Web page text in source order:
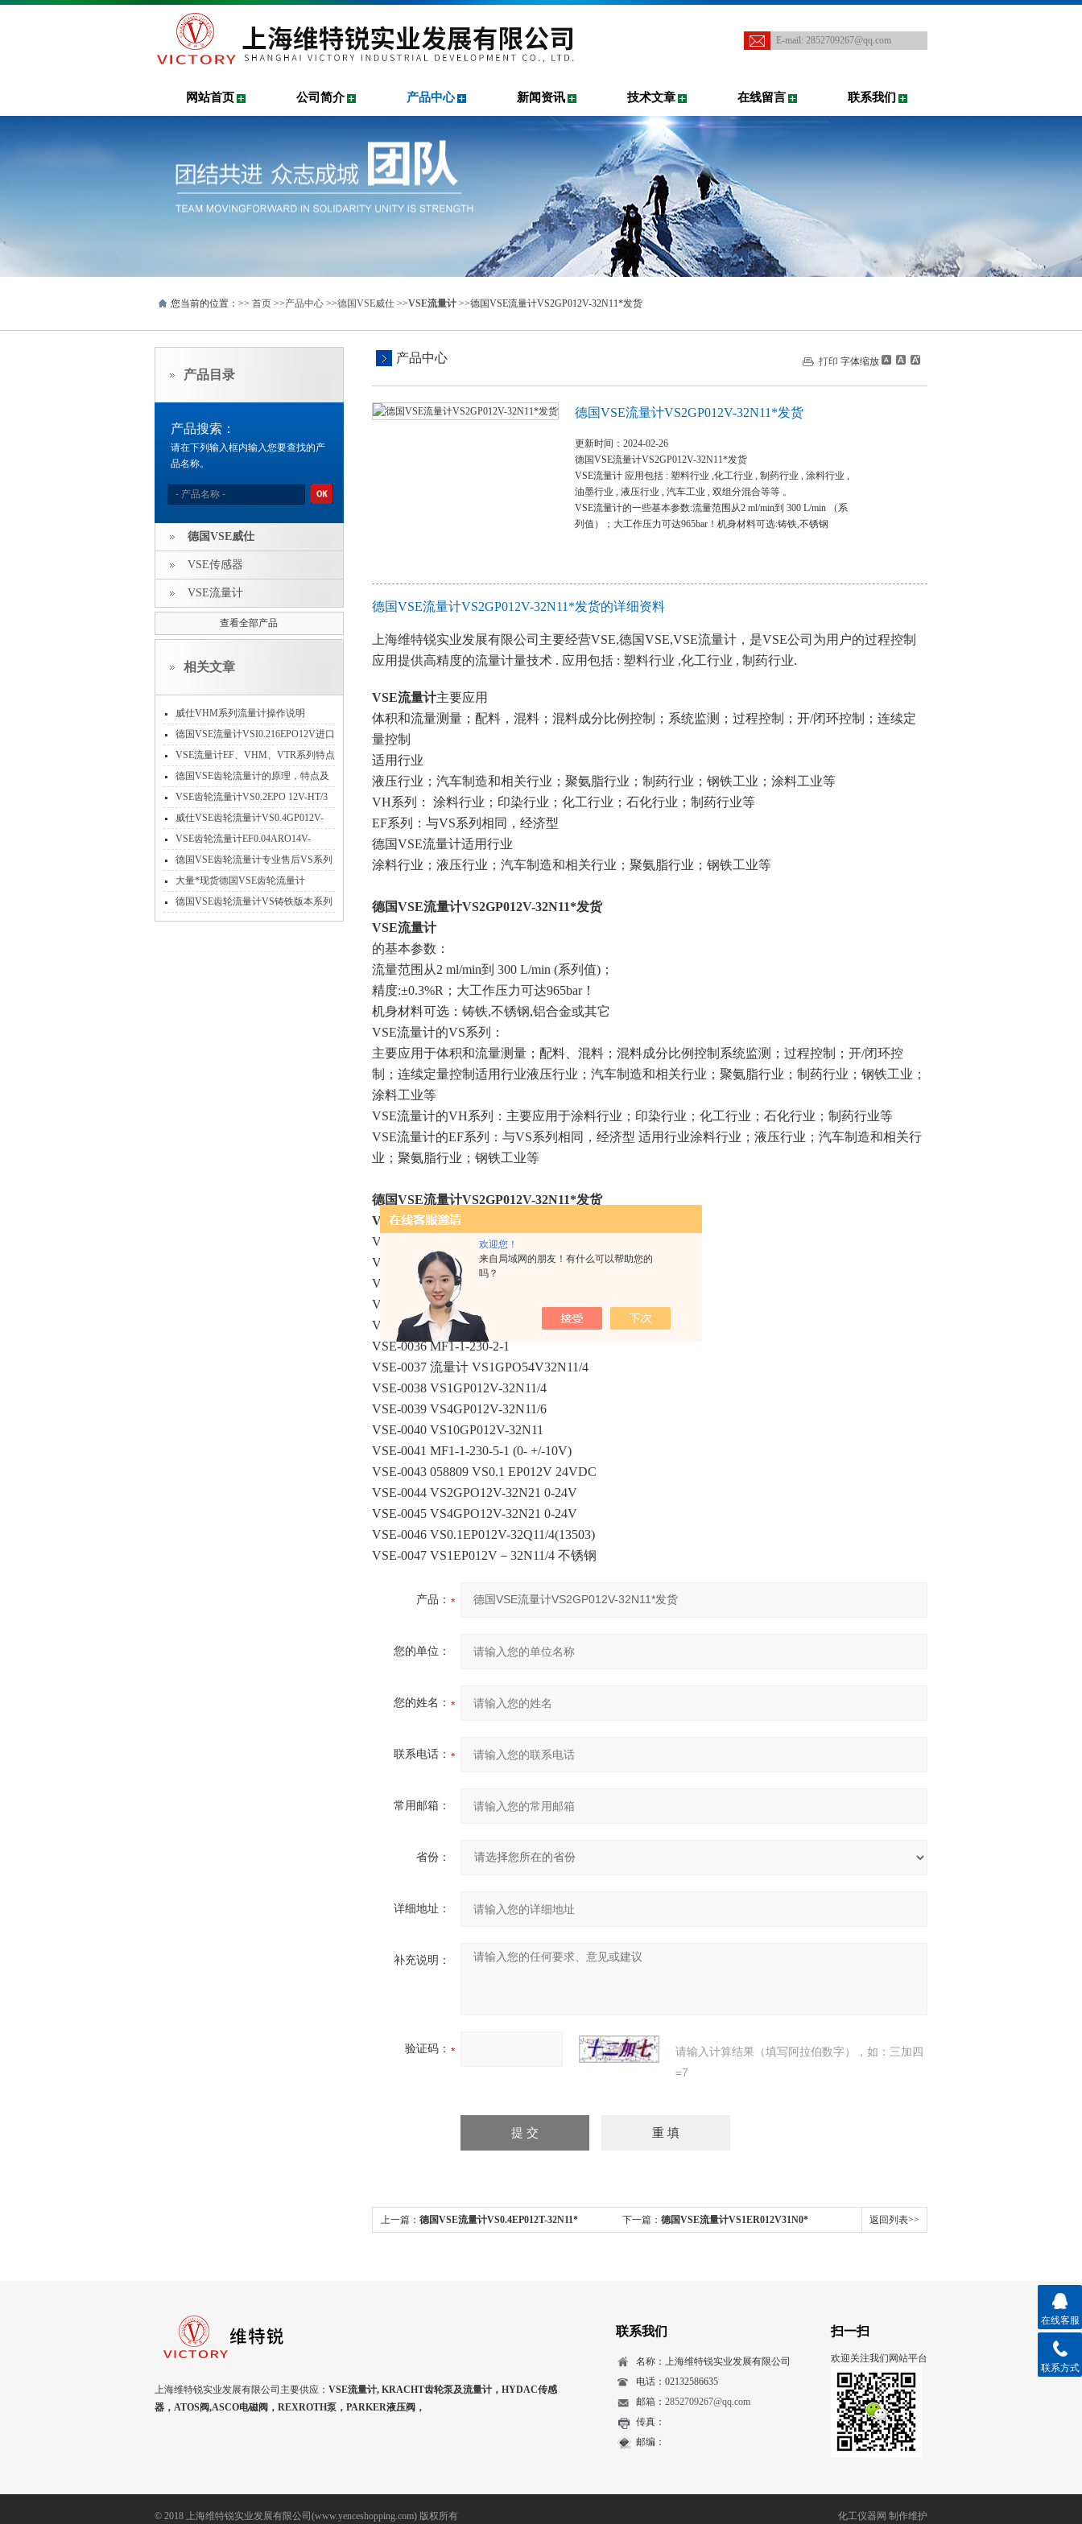
欢迎您！
来自局域网的朋友！有什么可以帮助您的
吗？
E-mail: 2852709267@qq.com
网站首页 公司简介 产品中心 新闻资讯 技术文章 在线留言 联系我们
您当前的位置：>> 首页 >>产品中心 >>德国VSE威仕 >>VSE流量计 >>德国VSE流量计VS2GP012V-32N11*发货
产品目录
产品搜索：
请在下列输入框内输入您要查找的产
品名称。
德国VSE威仕
VSE传感器
VSE流量计
查看全部产品
相关文章
威仕VHM系列流量计操作说明
德国VSE流量计VSI0.216EPO12V进口
*特点介绍
VSE流量计EF、VHM、VTR系列特点
参数及应用
德国VSE齿轮流量计的原理，特点及
应用
VSE齿轮流量计VS0.2EPO 12V-HT/3
高温不锈钢
威仕VSE齿轮流量计VS0.4GP012V-
32N11/X工作原理
VSE齿轮流量计EF0.04ARO14V-
PNP/2免费选型
德国VSE齿轮流量计专业售后VS系列
大量现货
大量*现货德国VSE齿轮流量计
VS4GPO12V-32N11
德国VSE齿轮流量计VS铸铁版本系列
产品参数介绍
产品中心 打印 字体缩放
德国VSE流量计VS2GP012V-32N11*发货
更新时间：2024-02-26
德国VSE流量计VS2GP012V-32N11*发货
VSE流量计 应用包括 : 塑料行业 ,化工行业 , 制药行业 , 涂料行业 ,
油墨行业 , 液压行业 , 汽车工业 , 双组分混合等等 。
VSE流量计的一些基本参数:流量范围从2 ml/min到 300 L/min （系
列值）；大工作压力可达965bar！机身材料可选:铸铁,不锈钢
德国VSE流量计VS2GP012V-32N11*发货的详细资料
上海维特锐实业发展有限公司主要经营VSE,德国VSE,VSE流量计，是VSE公司为用户的过程控制
应用提供高精度的流量计量技术 . 应用包括 : 塑料行业 ,化工行业 , 制药行业.
VSE流量计主要应用
体积和流量测量；配料，混料；混料成分比例控制；系统监测；过程控制；开/闭环控制；连续定
量控制
适用行业
液压行业；汽车制造和相关行业；聚氨脂行业；制药行业；钢铁工业；涂料工业等
VH系列： 涂料行业；印染行业；化工行业；石化行业；制药行业等
EF系列：与VS系列相同，经济型
德国VSE流量计适用行业
涂料行业；液压行业；汽车制造和相关行业；聚氨脂行业；钢铁工业等
德国VSE流量计VS2GP012V-32N11*发货
VSE流量计
的基本参数：
流量范围从2 ml/min到 300 L/min (系列值)；
精度:±0.3%R；大工作压力可达965bar！
机身材料可选：铸铁,不锈钢,铝合金或其它
VSE流量计的VS系列：
主要应用于体积和流量测量；配料、混料；混料成分比例控制系统监测；过程控制；开/闭环控
制；连续定量控制适用行业液压行业；汽车制造和相关行业；聚氨脂行业；制药行业；钢铁工业；
涂料工业等
VSE流量计的VH系列：主要应用于涂料行业；印染行业；化工行业；石化行业；制药行业等
VSE流量计的EF系列：与VS系列相同，经济型 适用行业涂料行业；液压行业；汽车制造和相关行
业；聚氨脂行业；钢铁工业等
德国VSE流量计VS2GP012V-32N11*发货
VSE流量计的产品型号：
VSE-0031 流量计 APG4SXON
VSE-0032 VS4GP012V32N11/X-10…28VDC
VSE-0033 流量计APG1SXON(X=SAE 1 1/2
VSE-0034 流量计VS2GP012V12A11/1-24V
VSE-0035 流量计VS4GP012V12A11/X-24V
VSE-0036 MF1-1-230-2-1
VSE-0037 流量计 VS1GPO54V32N11/4
VSE-0038 VS1GP012V-32N11/4
VSE-0039 VS4GP012V-32N11/6
VSE-0040 VS10GP012V-32N11
VSE-0041 MF1-1-230-5-1 (0- +/-10V)
VSE-0043 058809 VS0.1 EP012V 24VDC
VSE-0044 VS2GPO12V-32N21 0-24V
VSE-0045 VS4GPO12V-32N21 0-24V
VSE-0046 VS0.1EP012V-32Q11/4(13503)
VSE-0047 VS1EP012V－32N11/4 不锈钢
产品：
您的单位：
您的姓名：
联系电话：
常用邮箱：
省份：
详细地址：
补充说明：
验证码：
请输入计算结果（填写阿拉伯数字），如：三加四
=7
上一篇： 德国VSE流量计VS0.4EP012T-32N11* 下一篇： 德国VSE流量计VS1ER012V31N0* 返回列表>>
上海维特锐实业发展有限公司主要供应： VSE流量计, KRACHT齿轮泵及流量计，HYDAC传感
器，ATOS阀,ASCO电磁阀，REXROTH泵，PARKER液压阀，
扫一扫
欢迎关注我们网站平台
联系我们
名称：上海维特锐实业发展有限公司
电话：02132586635
邮箱： 2852709267@qq.com
传真：
邮编：
© 2018 上海维特锐实业发展有限公司(www.yenceshopping.com) 版权所有 化工仪器网 制作维护
在线客服
联系方式